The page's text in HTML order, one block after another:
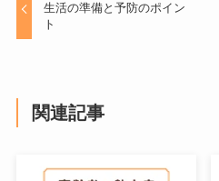
生活の準備と予防のポイン
ト
関連記事